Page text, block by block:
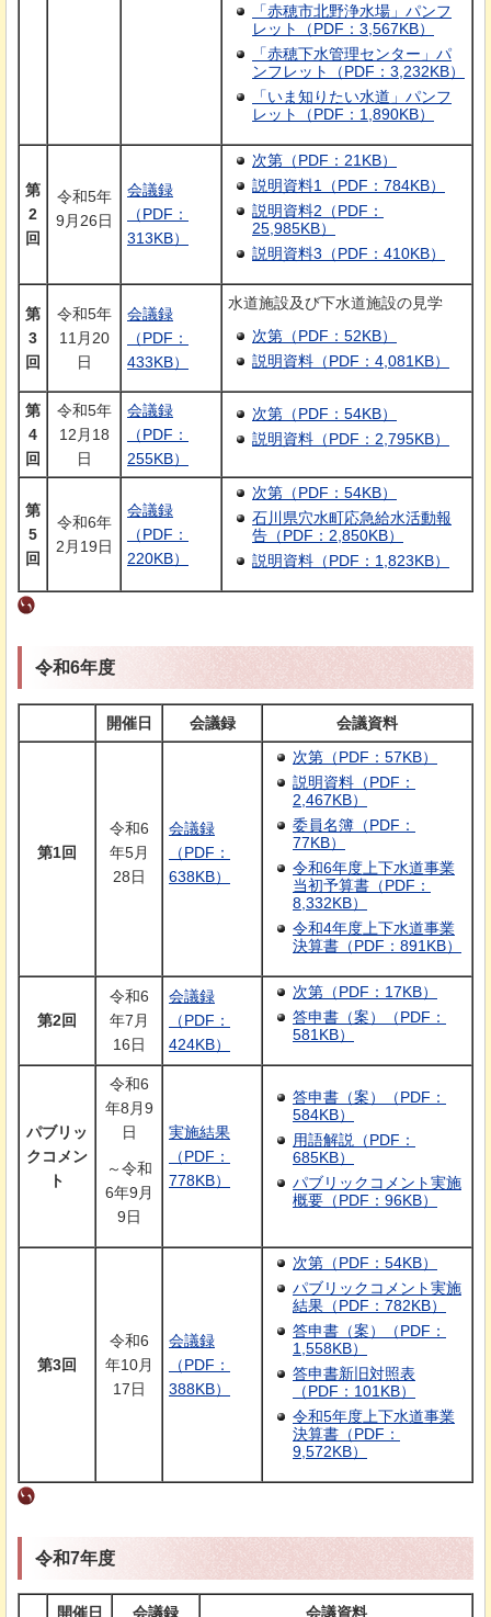
「赤穂市北野浄水場」パンフ
レット（PDF：3,567KB）
「赤穂下水管理センター」パ
ンフレット（PDF：3,232KB）
「いま知りたい水道」パンフ
レット（PDF：1,890KB）
第
2
回
令和5年
9月26日
会議録
（PDF：
313KB）
次第（PDF：21KB）
説明資料1（PDF：784KB）
説明資料2（PDF：
25,985KB）
説明資料3（PDF：410KB）
第
3
回
令和5年
11月20
日
会議録
（PDF：
433KB）
水道施設及び下水道施設の見学
次第（PDF：52KB）
説明資料（PDF：4,081KB）
第
4
回
令和5年
12月18
日
会議録
（PDF：
255KB）
次第（PDF：54KB）
説明資料（PDF：2,795KB）
第
5
回
令和6年
2月19日
会議録
（PDF：
220KB）
次第（PDF：54KB）
石川県穴水町応急給水活動報
告（PDF：2,850KB）
説明資料（PDF：1,823KB）
令和6年度
開催日 会議録 会議資料
第1回
令和6
年5月
28日
会議録
（PDF：
638KB）
次第（PDF：57KB）
説明資料（PDF：
2,467KB）
委員名簿（PDF：
77KB）
令和6年度上下水道事業
当初予算書（PDF：
8,332KB）
令和4年度上下水道事業
決算書（PDF：891KB）
第2回
令和6
年7月
16日
会議録
（PDF：
424KB）
次第（PDF：17KB）
答申書（案）（PDF：
581KB）
パブリッ
クコメン
ト
令和6
年8月9
日
～令和
6年9月
9日
実施結果
（PDF：
778KB）
答申書（案）（PDF：
584KB）
用語解説（PDF：
685KB）
パブリックコメント実施
概要（PDF：96KB）
第3回
令和6
年10月
17日
会議録
（PDF：
388KB）
次第（PDF：54KB）
パブリックコメント実施
結果（PDF：782KB）
答申書（案）（PDF：
1,558KB）
答申書新旧対照表
（PDF：101KB）
令和5年度上下水道事業
決算書（PDF：
9,572KB）
令和7年度
開催日 会議録 会議資料